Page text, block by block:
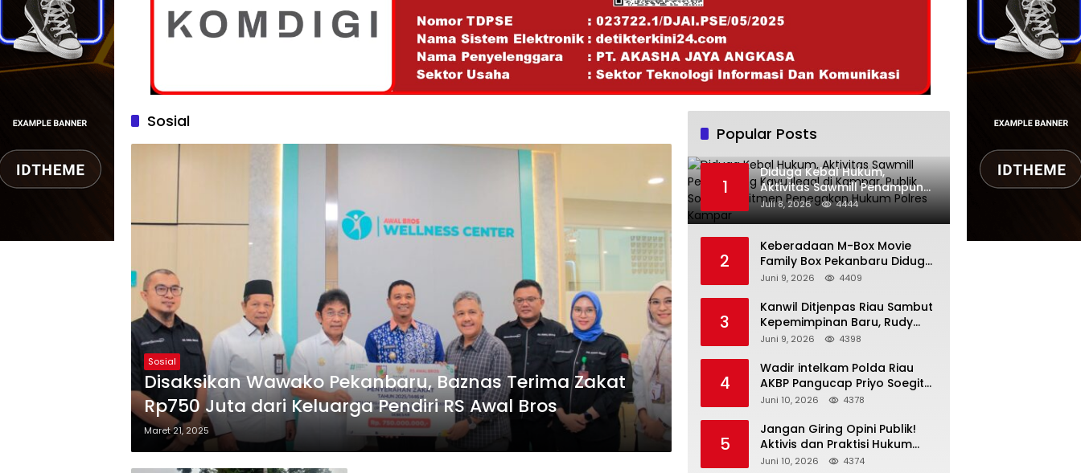
Sosial
Sosial
Disaksikan Wawako Pekanbaru, Baznas Terima Zakat
Rp750 Juta dari Keluarga Pendiri RS Awal Bros
Maret 21, 2025
Popular Posts
1
Diduga Kebal Hukum,
Aktivitas Sawmill Penampung
Kayu Ilegal di Kampar, Publik
Soroti Komitmen Penegakan
Juli 8, 2026 4444
2
Keberadaan M-Box Movie
Family Box Pekanbaru Diduga
Jadi Tempat Maksiat, Warga
Lakukan Pengawasan Ketat
Juni 9, 2026 4409
3
Kanwil Ditjenpas Riau Sambut
Kepemimpinan Baru, Rudy
Fernando Sianturi Resmi
Juni 9, 2026 4398
4
Wadir intelkam Polda Riau
AKBP Pangucap Priyo Soegito
Menghadiri Kolaborasi
Cegah Karhutla
Juni 10, 2026 4378
5
Jangan Giring Opini Publik!
Aktivis dan Praktisi Hukum
Larshen Yunus Bantah
Juni 10, 2026 4374